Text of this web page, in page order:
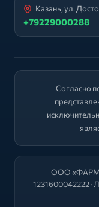
Казань, ул.
+79229000288
Согласно
ООО
1231600042222 ·